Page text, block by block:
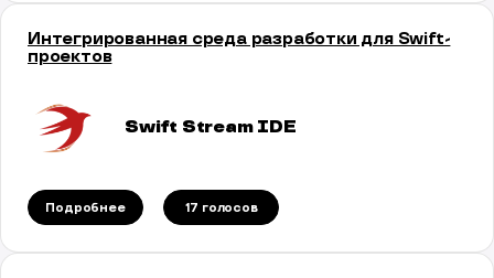
Интегрированная среда разработки для Swift-
проектов
Swift Stream IDE
Подробнее 17 голосов